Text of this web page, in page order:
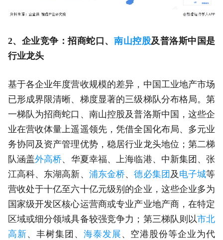
2、企业竞争：招商蛇口、南山控股及普洛斯中国是
行业龙头
基于各企业年度营收规模的差异，中国工业地产市场
已形成界限清晰、梯度显著的三级梯队分布格局。第
一梯队为招商蛇口、南山控股及普洛斯中国，这些企
业在营收体量上遥遥领先，凭借全国化布局、多元业
务协同及资产管理优势，稳居行业龙头地位；第二梯
队涵盖外高桥、华夏幸福、上海临港、中新集团、张
江高科、东湖高新、 浦东金桥、德必集团 及 电子城等
营收处于十亿至六十亿元级别的企业，这些企业多为
国家级开发区核心运营商或专业产业地产商，在特定
区域或细分领域具备较强竞争力；第三梯队则以市北
高新、丰树集团、 海泰发展 、空港股份等企业为代